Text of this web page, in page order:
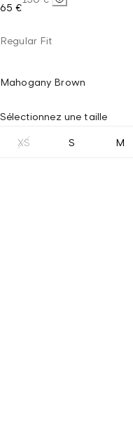
65 €
Regular Fit
Mahogany Brown
Sélectionnez une taille
XS S M